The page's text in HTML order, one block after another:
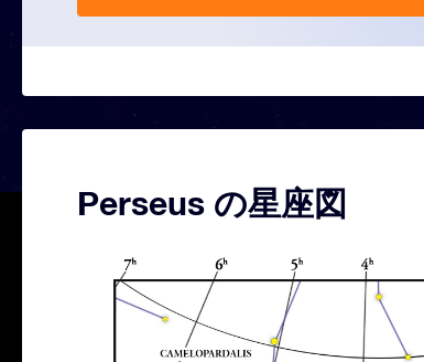
Perseus の星座図